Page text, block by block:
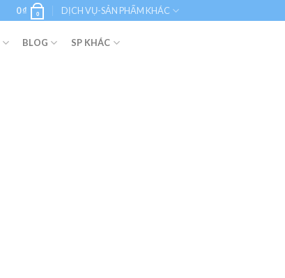
0₫ 0 DỊCH VỤ-SẢN PHẨM KHÁC
BLOG SP KHÁC